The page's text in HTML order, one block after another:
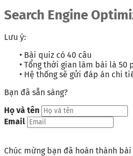
Search Engine
Lưu ý:
• Bài quiz có 40 câu
• Tổng thời gian làm bài là 50
• Hệ thống sẽ gửi đáp án chi
Bạn đã sẵn sàng?
Họ và tên
Email
Chúc mừng bạn đã hoàn thành